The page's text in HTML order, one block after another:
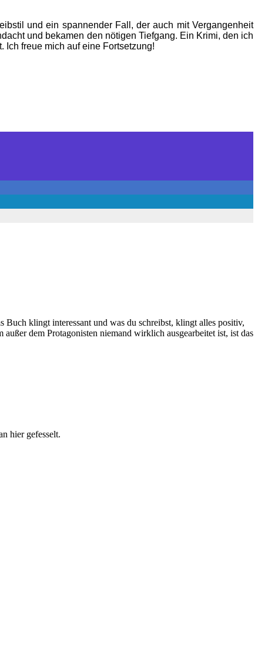
und ein spannender Fall, der auch mit Vergangenheit
und bekamen den nötigen Tiefgang. Ein Krimi, den ich
freue mich auf eine Fortsetzung!
Buch klingt interessant und was du schreibst, klingt alles positiv,
dem Protagonisten niemand wirklich ausgearbeitet ist, ist das
hier gefesselt.